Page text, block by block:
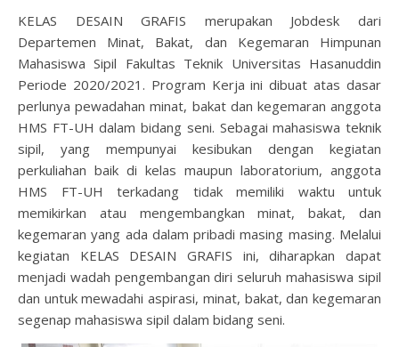
KELAS DESAIN GRAFIS merupakan Jobdesk dari
Departemen Minat, Bakat, dan Kegemaran Himpunan
Mahasiswa Sipil Fakultas Teknik Universitas Hasanuddin
Periode 2020/2021. Program Kerja ini dibuat atas dasar
perlunya pewadahan minat, bakat dan kegemaran anggota
HMS FT-UH dalam bidang seni. Sebagai mahasiswa teknik
sipil, yang mempunyai kesibukan dengan kegiatan
perkuliahan baik di kelas maupun laboratorium, anggota
HMS FT-UH terkadang tidak memiliki waktu untuk
memikirkan atau mengembangkan minat, bakat, dan
kegemaran yang ada dalam pribadi masing masing. Melalui
kegiatan KELAS DESAIN GRAFIS ini, diharapkan dapat
menjadi wadah pengembangan diri seluruh mahasiswa sipil
dan untuk mewadahi aspirasi, minat, bakat, dan kegemaran
segenap mahasiswa sipil dalam bidang seni.